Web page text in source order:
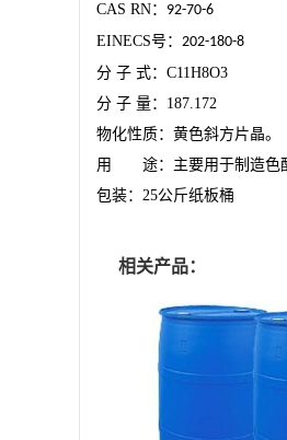
CAS RN： 92-70-6
EINECS号： 202-180-8
分 子 式： C11H8O3
分 子 量： 187.172
物化性质：黄色斜方片晶。
用 途：主要用于制造色
包装： 25公斤纸板桶
相关产品：